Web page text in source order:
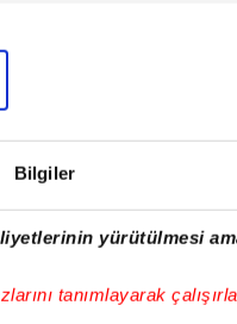
Bilgiler
yürütülmesi
tanımlayarak
için baskı
yapmadı.
1-0 üstünlüğüyle